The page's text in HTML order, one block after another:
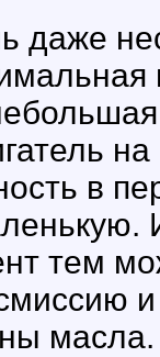
даже
в
тем
масла.